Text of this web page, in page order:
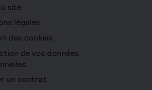
site
légales
des cookies
de vos données
un contrat